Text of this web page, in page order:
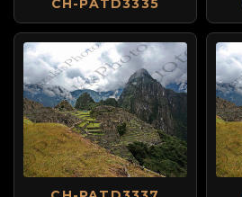
CH-PATD3335